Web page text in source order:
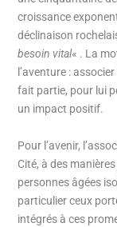
croissance
déclinaison
besoin vital« . La
l’aventure :
fait partie, pour lui
un impact positif.
Pour l’avenir,
Cité, à des
personnes âgées
particulier ceux
intégrés à ces